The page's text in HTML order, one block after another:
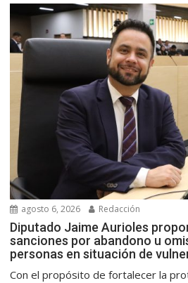
agosto 6, 2026 Redacción
Diputado Jaime Aurioles
sanciones por abandono u
personas en situación de
Con el propósito de fortalecer la